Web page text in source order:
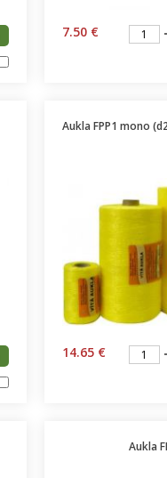
7.50 €
Aukla FPP1 mono
14.65 €
Aukla